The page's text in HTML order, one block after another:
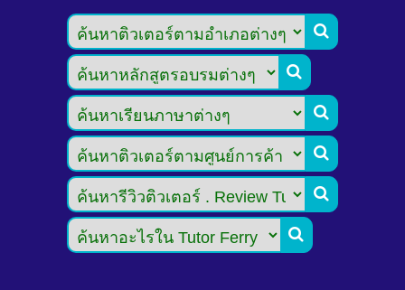





